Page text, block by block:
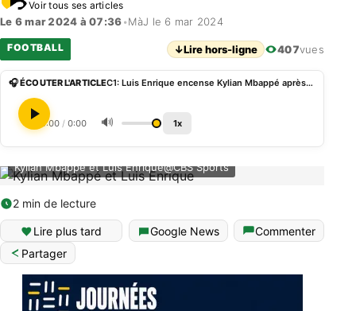
Voir tous ses articles
Le 6 mar 2024 à 07:36•MàJ le 6 mar 2024
FOOTBALL ↓Lire hors-ligne 407vues
🎧 ÉCOUTER L'ARTICLE C1: Luis Enrique encense Kylian Mbappé après Real Sociedad 2-1 PSG
0:00 / 0:00 🔊 1x
Kylian Mbappé et Luis Enrique@CBS Sports
2 min de lecture
Lire plus tard Google News
Commenter
Partager